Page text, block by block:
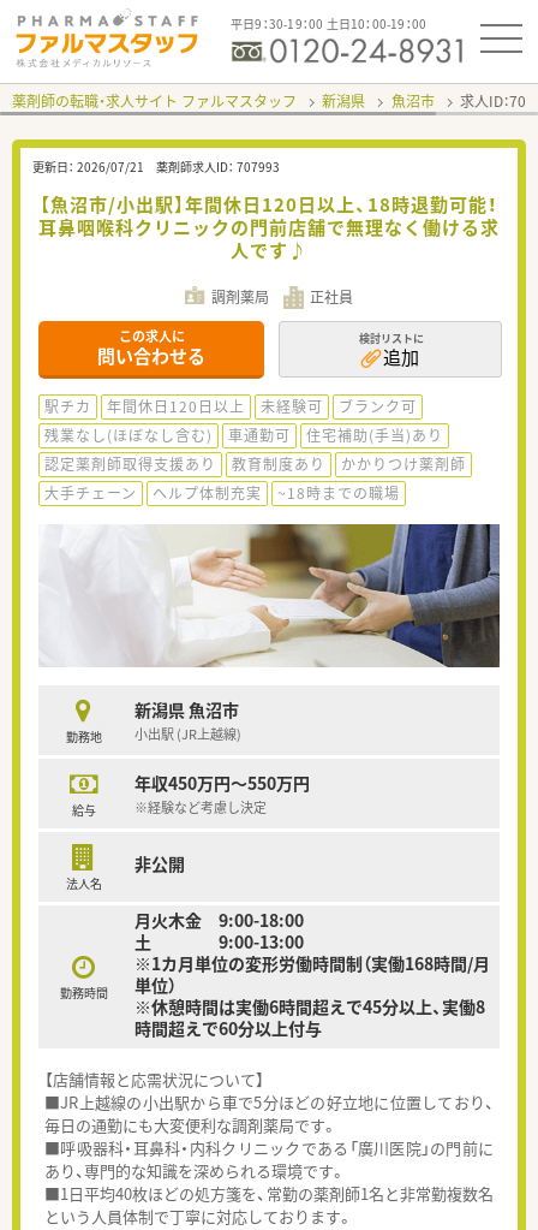
平日9：30-19：00 土日10：00-19：00
薬剤師の転職・求人サイト ファルマスタッフ 新潟県 魚沼市 求人ID：
更新日： 2026/07/21 薬剤師求人ID： 707993
【魚沼市/小出駅】年間休日120日以上、18時退勤可能！
耳鼻咽喉科クリニックの門前店舗で無理なく働ける求
人です♪
調剤薬局 正社員
この求人に
問い合わせる
検討リストに
追加
駅チカ 年間休日120日以上 未経験可
ブランク可
残業なし(ほぼなし含む)
車通勤可
住宅補助(手当)あり
認定薬剤師取得支援あり
教育制度あり
かかりつけ薬剤師
大手チェーン
ヘルプ体制充実 ~18時までの職場
勤務地
新潟県 魚沼市
小出駅 (JR上越線)
給与
年収450万円～550万円
※経験など考慮し決定
法人名
非公開
勤務時間
月火木金 9:00-18:00
土 9:00-13:00
※1カ月単位の変形労働時間制（実働168時間/月
単位）
※休憩時間は実働6時間超えで45分以上、実働8
時間超えで60分以上付与
【店舗情報と応需状況について】
■JR上越線の小出駅から車で5分ほどの好立地に位置しており、
毎日の通勤にも大変便利な調剤薬局です。
■呼吸器科・耳鼻科・内科クリニックである「廣川医院」の門前に
あり、専門的な知識を深められる環境です。
■1日平均40枚ほどの処方箋を、常勤の薬剤師1名と非常勤複数名
という人員体制で丁寧に対応しております。